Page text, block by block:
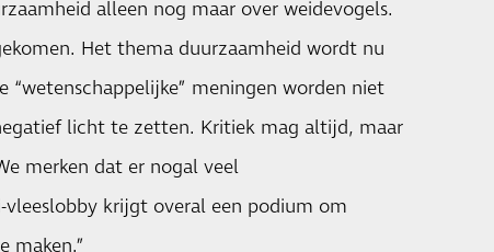
alleen nog maar over weidevogels.
Het thema duurzaamheid wordt nu
meningen worden niet
licht te zetten. Kritiek mag altijd, maar
merken dat er nogal veel
krijgt overal een podium om
maken.”